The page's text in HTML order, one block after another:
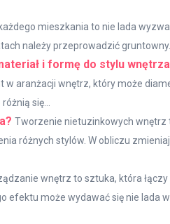
mieszkania to nie lada
należy przeprowadzić gruntowny...
i formę do stylu
aranżacji wnętrz, który może
się...
Tworzenie nietuzinkowych wnętrz
różnych stylów. W obliczu
wnętrz to sztuka, która
może wydawać się nie lada